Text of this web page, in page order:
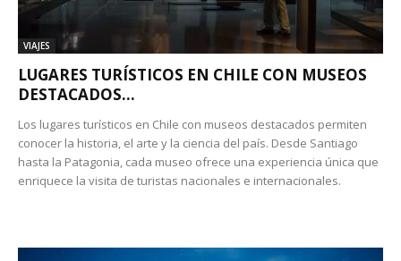
VIAJES
LUGARES TURÍSTICOS EN CHILE CON MUSEOS
DESTACADOS...
Los lugares turísticos en Chile con museos destacados permiten
conocer la historia, el arte y la ciencia del país. Desde Santiago
hasta la Patagonia, cada museo ofrece una experiencia única que
enriquece la visita de turistas nacionales e internacionales.